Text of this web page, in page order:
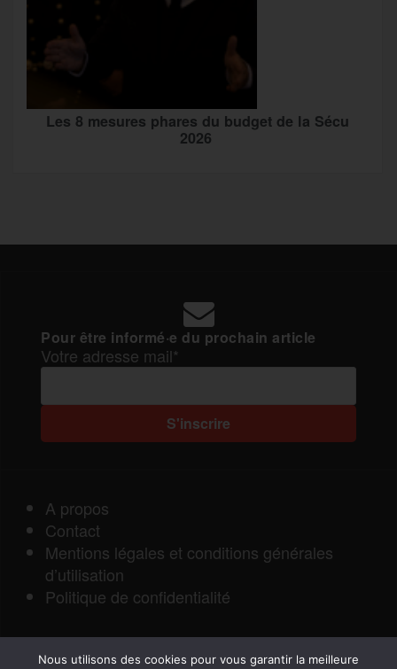
Les 8 mesures phares du budget de la Sécu
2026
Pour être informé·e du prochain article
Votre adresse mail*
A propos
Contact
Mentions légales et conditions générales
d’utilisation
Politique de confidentialité
Nous utilisons des cookies pour vous garantir la meilleure